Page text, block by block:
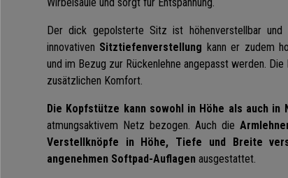
Der dick gepolsterte Sitz ist höhenverstellbar und
innovativen Sitztiefenverstellung kann er zudem
und im Bezug zur Rückenlehne angepasst werden.
zusätzlichen Komfort.
Die Kopfstütze kann sowohl in Höhe als auch in
atmungsaktivem Netz bezogen. Auch die
Verstellknöpfe in Höhe, Tiefe und Breite
angenehmen Softpad-Auflagen ausgestattet.